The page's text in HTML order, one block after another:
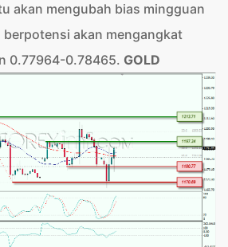
akan mengubah bias mingguan
akan mengangkat
0.77964-0.78465. GOLD